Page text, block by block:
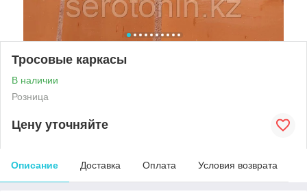
Тросовые каркасы
В наличии
Розница
Цену уточняйте
Описание Доставка Оплата Условия возврата